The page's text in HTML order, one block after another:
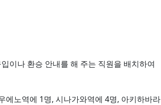
이나 환승 안내를 해 주는 직원을 배치하여
에노역에 1명, 시나가와역에 4명, 아키하바라